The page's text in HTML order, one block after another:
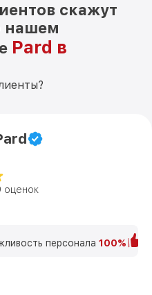
скажут
нашем
Pard в
оценок
персонала 100%